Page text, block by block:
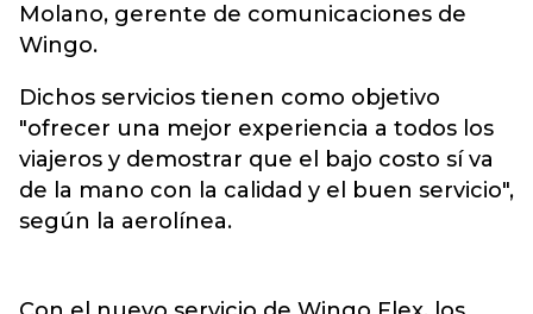
Molano, gerente de comunicaciones de
Wingo.
Dichos servicios tienen como objetivo
"ofrecer una mejor experiencia a todos los
viajeros y demostrar que el bajo costo sí va
de la mano con la calidad y el buen servicio",
según la aerolínea.